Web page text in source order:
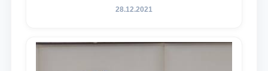
содержания задач, определённых в
Мажлису и народу Узбекистана
28.12.2021